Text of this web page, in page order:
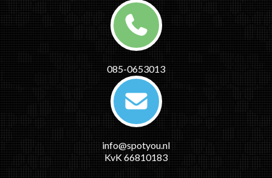
085-0653013
info@spotyou.nl
KvK 66810183